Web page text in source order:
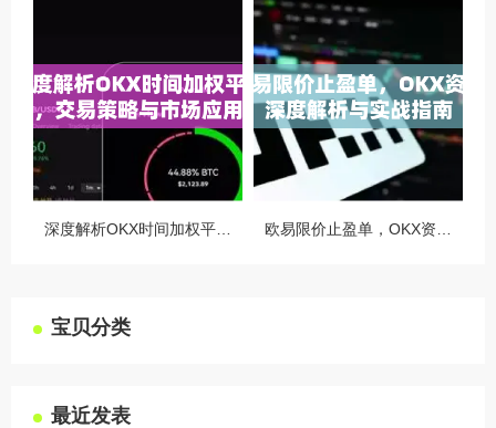
宝贝分类
最近发表